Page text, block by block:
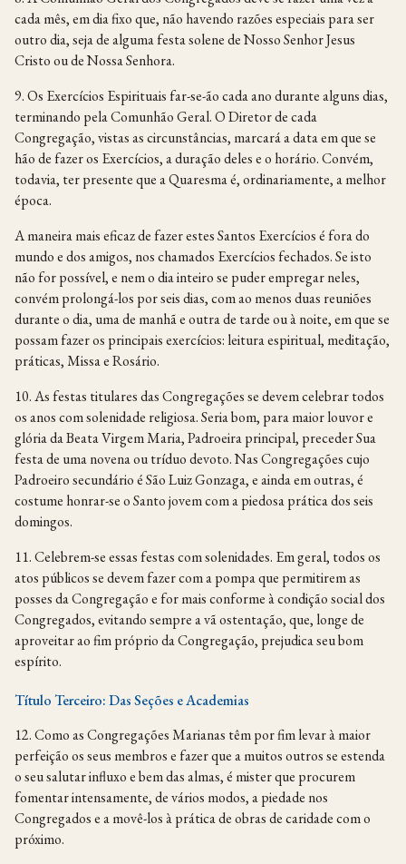
cada mês, em dia fixo que, não havendo razões especiais para ser
outro dia, seja de alguma festa solene de Nosso Senhor Jesus
Cristo ou de Nossa Senhora.
9. Os Exercícios Espirituais far-se-ão cada ano durante alguns dias,
terminando pela Comunhão Geral. O Diretor de cada
Congregação, vistas as circunstâncias, marcará a data em que se
hão de fazer os Exercícios, a duração deles e o horário. Convém,
todavia, ter presente que a Quaresma é, ordinariamente, a melhor
época.
A maneira mais eficaz de fazer estes Santos Exercícios é fora do
mundo e dos amigos, nos chamados Exercícios fechados. Se isto
não for possível, e nem o dia inteiro se puder empregar neles,
convém prolongá-los por seis dias, com ao menos duas reuniões
durante o dia, uma de manhã e outra de tarde ou à noite, em que se
possam fazer os principais exercícios: leitura espiritual, meditação,
práticas, Missa e Rosário.
10. As festas titulares das Congregações se devem celebrar todos
os anos com solenidade religiosa. Seria bom, para maior louvor e
glória da Beata Virgem Maria, Padroeira principal, preceder Sua
festa de uma novena ou tríduo devoto. Nas Congregações cujo
Padroeiro secundário é São Luiz Gonzaga, e ainda em outras, é
costume honrar-se o Santo jovem com a piedosa prática dos seis
domingos.
11. Celebrem-se essas festas com solenidades. Em geral, todos os
atos públicos se devem fazer com a pompa que permitirem as
posses da Congregação e for mais conforme à condição social dos
Congregados, evitando sempre a vã ostentação, que, longe de
aproveitar ao fim próprio da Congregação, prejudica seu bom
espírito.
Título Terceiro: Das Seções e Academias
12. Como as Congregações Marianas têm por fim levar à maior
perfeição os seus membros e fazer que a muitos outros se estenda
o seu salutar influxo e bem das almas, é mister que procurem
fomentar intensamente, de vários modos, a piedade nos
Congregados e a movê-los à prática de obras de caridade com o
próximo.